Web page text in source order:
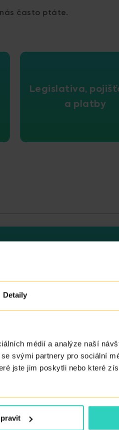
Detaily
médií a analýze naší
svými partnery pro sociální
jste jim poskytli nebo které
často ptáte.
Legislativa,
a platby